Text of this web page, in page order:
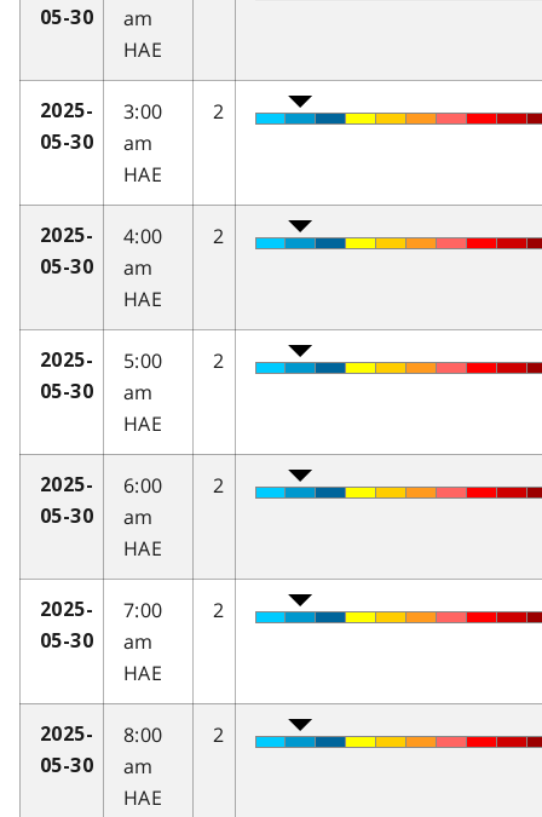
05-30
am
HAE
2025-
05-30
3:00
am
HAE
2
2025-
05-30
4:00
am
HAE
2
2025-
05-30
5:00
am
HAE
2
2025-
05-30
6:00
am
HAE
2
2025-
05-30
7:00
am
HAE
2
2025-
05-30
8:00
am
HAE
2